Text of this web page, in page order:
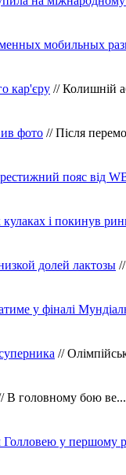
мобильных
кар'єру // Колишній
фото // Після
пояс від
і покинув
долей лактозы
у фіналі
//
В головному бою ве...
у першому